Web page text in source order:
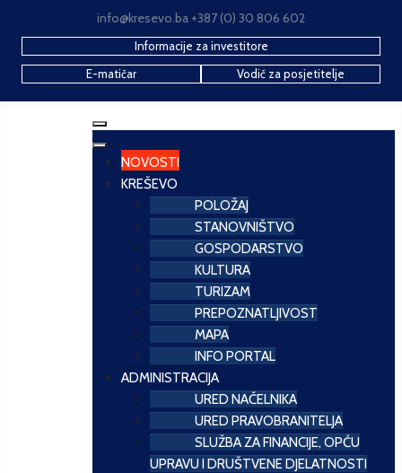
info@kresevo.ba +387 (0) 30 806 602
Informacije za investitore
E-matičar
Vodič za posjetitelje
NOVOSTI
KREŠEVO
POLOŽAJ
STANOVNIŠTVO
GOSPODARSTVO
KULTURA
TURIZAM
PREPOZNATLJIVOST
MAPA
INFO PORTAL
ADMINISTRACIJA
URED NAČELNIKA
URED PRAVOBRANITELJA
SLUŽBA ZA FINANCIJE, OPĆU
UPRAVU I DRUŠTVENE DJELATNOSTI